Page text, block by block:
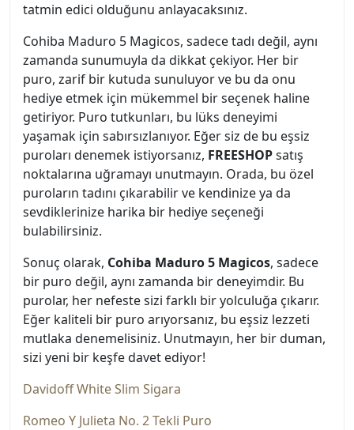
tatmin edici olduğunu anlayacaksınız.
Cohiba Maduro 5 Magicos, sadece tadı değil, aynı
zamanda sunumuyla da dikkat çekiyor. Her bir
puro, zarif bir kutuda sunuluyor ve bu da onu
hediye etmek için mükemmel bir seçenek haline
getiriyor. Puro tutkunları, bu lüks deneyimi
yaşamak için sabırsızlanıyor. Eğer siz de bu eşsiz
puroları denemek istiyorsanız, FREESHOPsatış
noktalarına uğramayı unutmayın. Orada, bu özel
puroların tadını çıkarabilir ve kendinize ya da
sevdiklerinize harika bir hediye seçeneği
bulabilirsiniz.
Sonuç olarak, Cohiba Maduro 5 Magicos, sadece
bir puro değil, aynı zamanda bir deneyimdir. Bu
purolar, her nefeste sizi farklı bir yolculuğa çıkarır.
Eğer kaliteli bir puro arıyorsanız, bu eşsiz lezzeti
mutlaka denemelisiniz. Unutmayın, her bir duman,
sizi yeni bir keşfe davet ediyor!
Davidoff White Slim Sigara
Romeo Y Julieta No. 2 Tekli Puro